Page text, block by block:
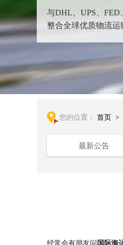
与DHL、UPS、
整合全球优质物流
您的位置： 首页 >
最新公告
经常会有朋友问 国际海